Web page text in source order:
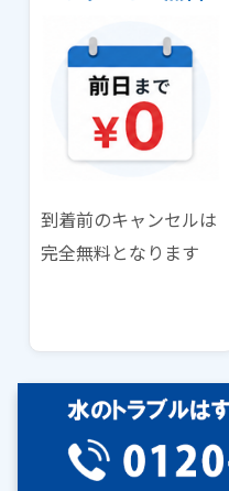
到着前のキャンセルは
完全無料となります